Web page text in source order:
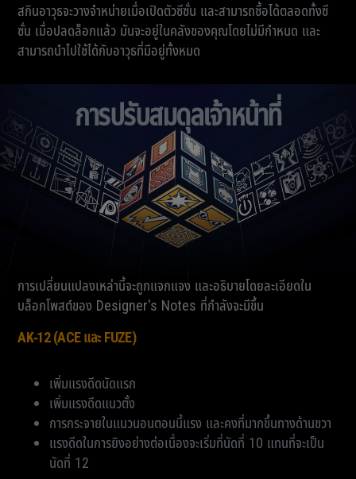
สกินอาวุธจะวางจำหน่ายเมื่อเปิดตัวซีซั่น และสามารถซื้อได้ตลอดทั้งซี
ซั่น เมื่อปลดล็อกแล้ว มันจะอยู่ในคลังของคุณโดยไม่มีกำหนด และ
สามารถนำไปใช้ได้กับอาวุธที่มีอยู่ทั้งหมด
การปรับสมดุลเจ้าหน้าที่
การเปลี่ยนแปลงเหล่านี้จะถูกแจกแจง และอธิบายโดยละเอียดใน
บล็อกโพสต์ของ Designer's Notes ที่กำลังจะมีขึ้น
AK-12 (ACE และ FUZE)
เพิ่มแรงดีดนัดแรก
เพิ่มแรงดีดแนวตั้ง
การกระจายในแนวนอนตอนนี้แรง และคงที่มากขึ้นทางด้านขวา
แรงดีดในการยิงอย่างต่อเนื่องจะเริ่มที่นัดที่ 10 แทนที่จะเป็น
นัดที่ 12